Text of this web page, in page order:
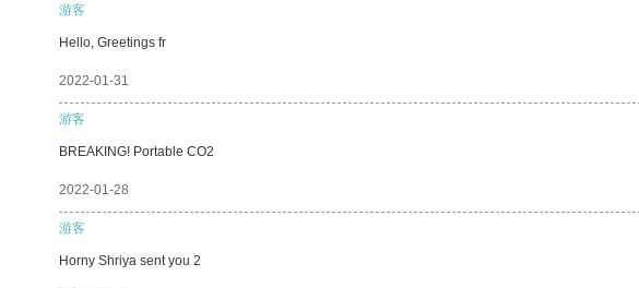
游客
Hello, Greetings fr
2022-01-31
游客
BREAKING! Portable CO2
2022-01-28
游客
Horny Shriya sent you 2